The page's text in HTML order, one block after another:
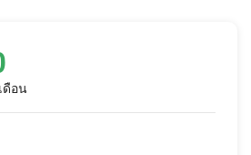
ดือน